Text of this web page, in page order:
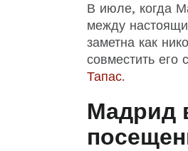
В июле, когда
между
заметна как
совместить
Тапас.
Мадрид